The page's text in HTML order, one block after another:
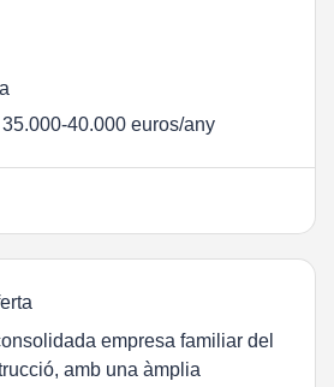
40.000 euros/any
empresa familiar del
amb una àmplia